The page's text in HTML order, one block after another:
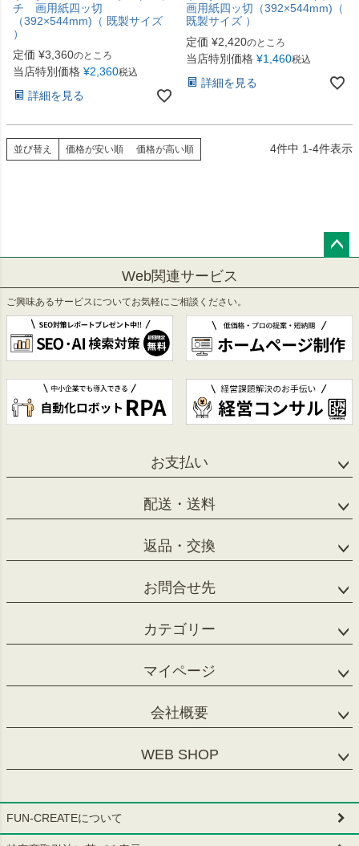
チ 画用紙四ッ切
（392×544mm)（ 既製サイズ
）
定価 ¥3,360のところ
当店特別価格 ¥2,360税込
詳細を見る
画用紙四ッ切（392×544mm)（
既製サイズ ）
定価 ¥2,420のところ
当店特別価格 ¥1,460税込
詳細を見る
並び替え 価格が安い順 価格が高い順 4件中 1-4件表示
へ
Web関連サービス
ご興味あるサービスについてお気軽にご相談ください。
お支払い
配送・送料
返品・交換
お問合せ先
カテゴリー
マイページ
会社概要
WEB SHOP
FUN-CREATEについて